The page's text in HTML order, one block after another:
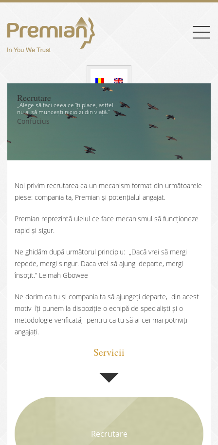
Recrutare
„Alege să faci ceea ce îți place, astfel
nu ai să muncești nicio zi din viață.”
Confucius
Noi privim recrutarea ca un mecanism format din următoarele
piese: compania ta, Premian și potențialul angajat.
Premian reprezintă uleiul ce face mecanismul să funcționeze
rapid și sigur.
Ne ghidăm după următorul principiu: „Dacă vrei să mergi
repede, mergi singur. Daca vrei să ajungi departe, mergi
însoțit.” Leimah Gbowee
Ne dorim ca tu și compania ta să ajungeți departe, din acest
motiv îți punem la dispoziție o echipă de specialiști și o
metodologie verificată, pentru ca tu să ai cei mai potriviți
angajați.
Servicii
Recrutare